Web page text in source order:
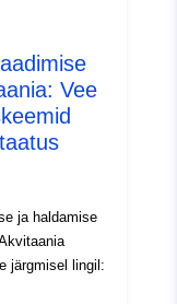
88u/dataset/
b589f877-4700-
services
Vee
ja haldamise